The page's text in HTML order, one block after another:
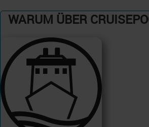
WARUM ÜBER